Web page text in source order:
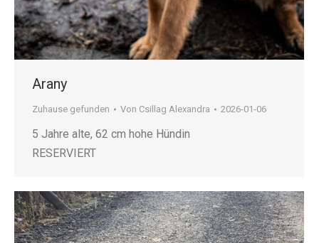
Arany
Zuhause gefunden Von Csillag Alexandra 2026-01-06
5 Jahre alte, 62 cm hohe Hündin
RESERVIERT